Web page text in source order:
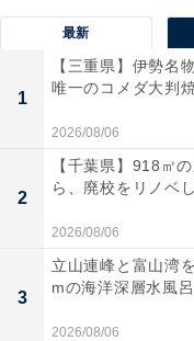
最新
1
【三重県】伊勢名
唯一のコメダ大判
2026/08/06
2
【千葉県】918㎡
ら、廃校をリノベ
2026/08/06
3
立山連峰と富山湾
mの海洋深層水風
2026/08/06